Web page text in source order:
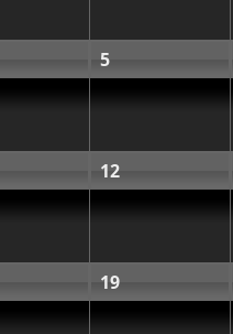
5
12
19